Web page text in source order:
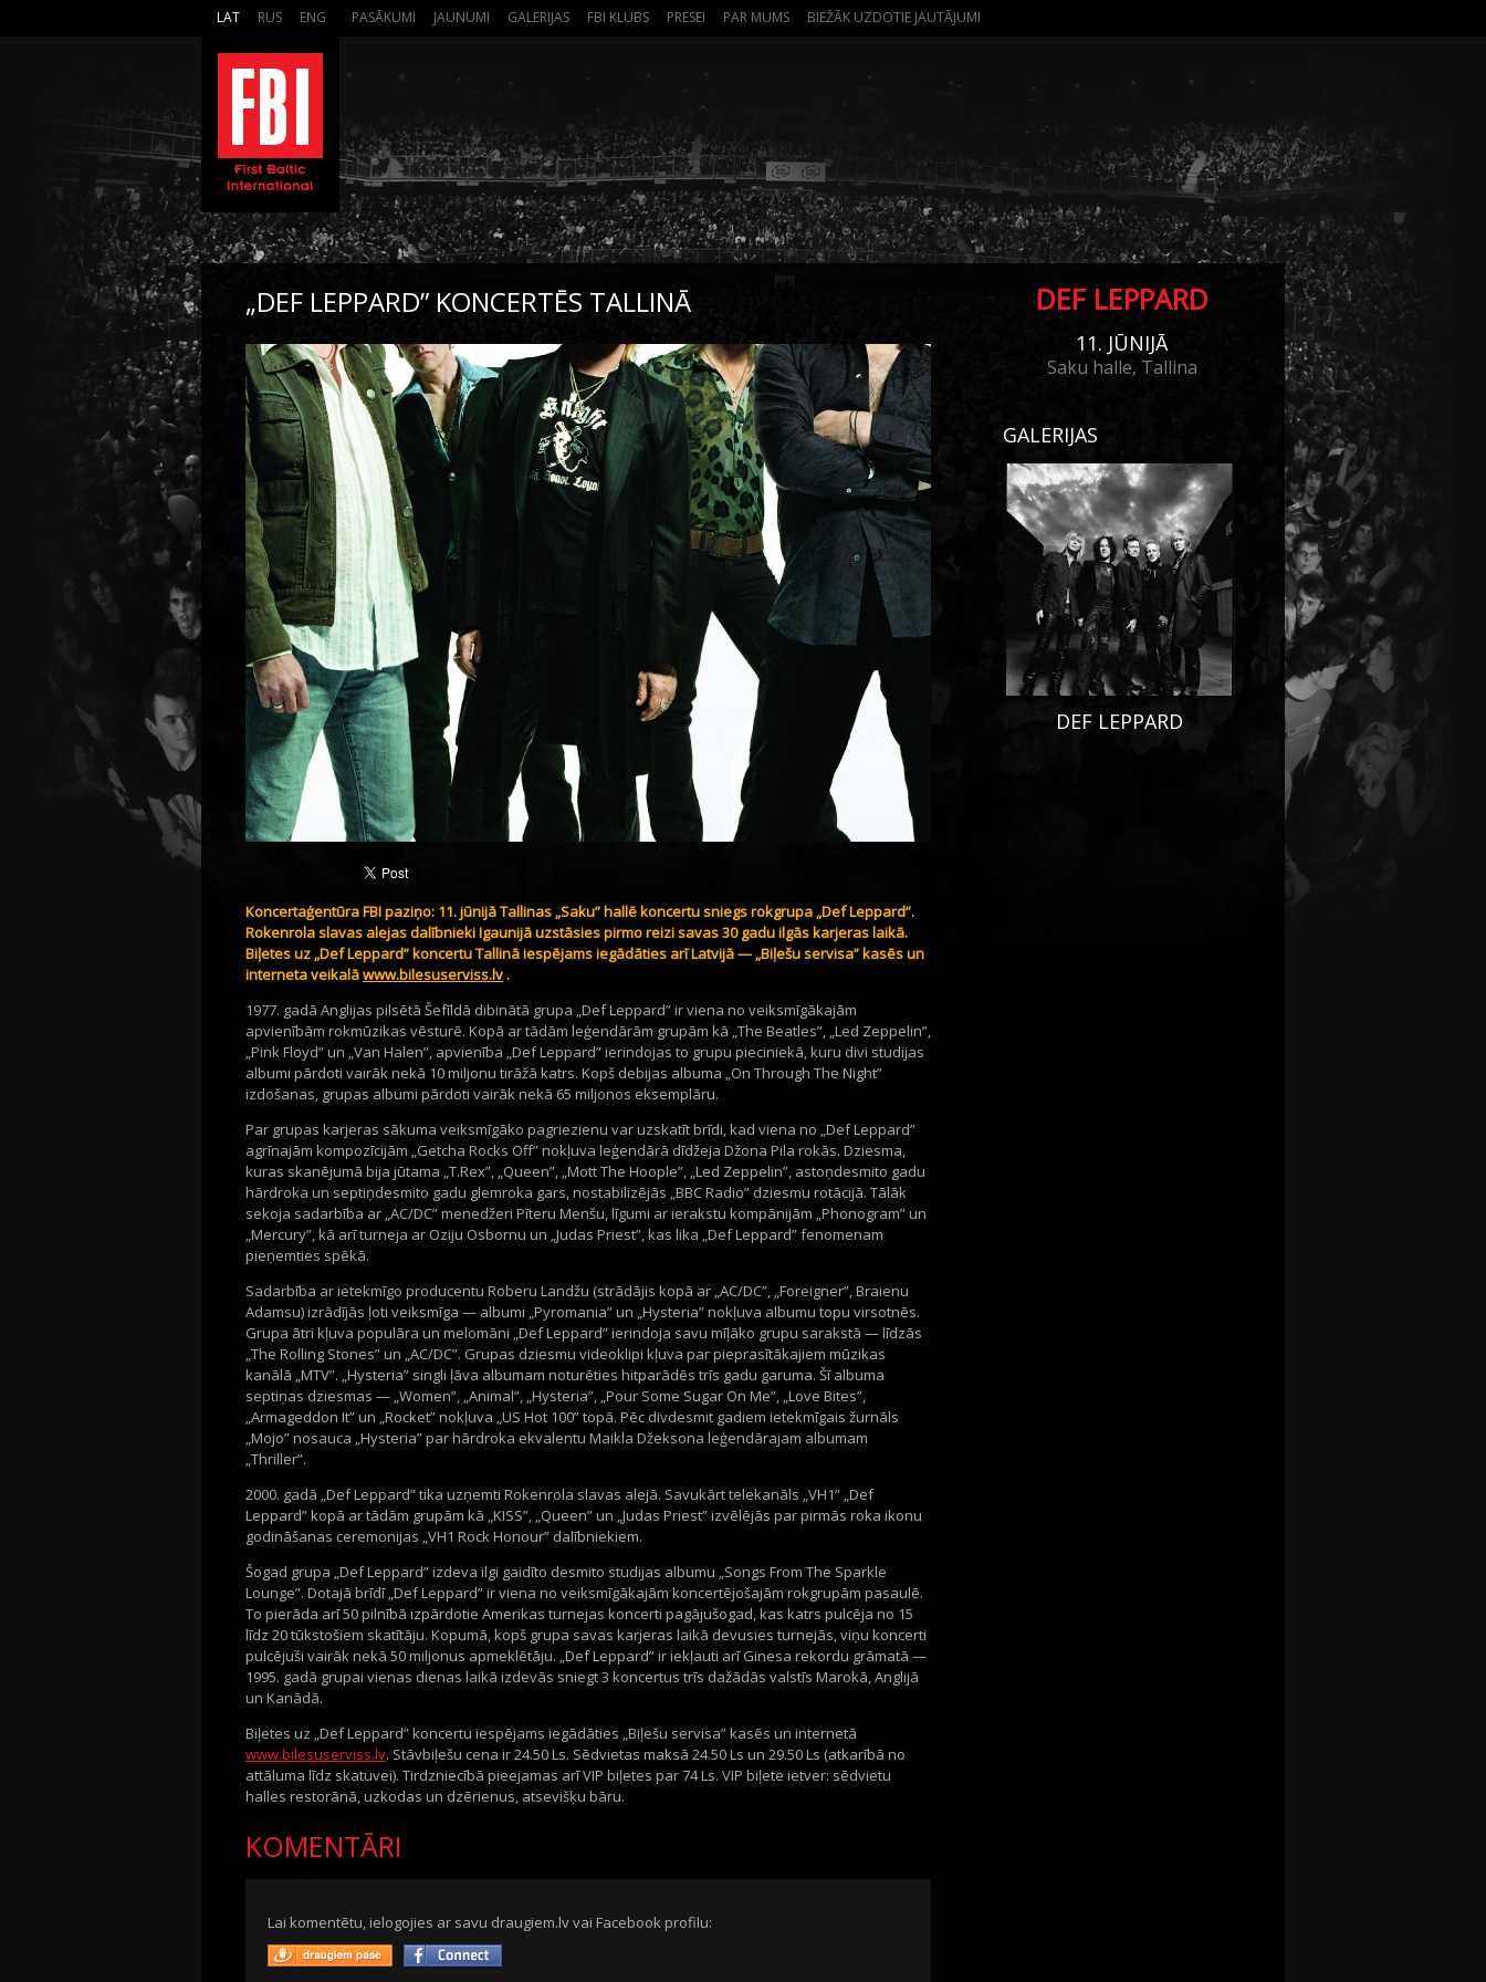
LAT RUS ENG PASĀKUMI JAUNUMI GALERIJAS FBI KLUBS PRESEI PAR MUMS BIEŽĀK UZDOTIE JAUTĀJUMI
„DEF LEPPARD” KONCERTĒS TALLINĀ
Koncertaģentūra FBI paziņo: 11. jūnijā Tallinas „Saku” hallē koncertu sniegs rokgrupa „Def Leppard”.
Rokenrola slavas alejas dalībnieki Igaunijā uzstāsies pirmo reizi savas 30 gadu ilgās karjeras laikā.
Biļetes uz „Def Leppard” koncertu Tallinā iespējams iegādāties arī Latvijā — „Biļešu servisa” kasēs un
interneta veikalāwww.bilesuserviss.lv .
1977. gadā Anglijas pilsētā Šefīldā dibinātā grupa „Def Leppard” ir viena no veiksmīgākajām
apvienībām rokmūzikas vēsturē. Kopā ar tādām leģendārām grupām kā „The Beatles”, „Led Zeppelin”,
„Pink Floyd” un „Van Halen”, apvienība „Def Leppard” ierindojas to grupu pieciniekā, kuru divi studijas
albumi pārdoti vairāk nekā 10 miljonu tirāžā katrs. Kopš debijas albuma „On Through The Night”
izdošanas, grupas albumi pārdoti vairāk nekā 65 miljonos eksemplāru.
Par grupas karjeras sākuma veiksmīgāko pagriezienu var uzskatīt brīdi, kad viena no „Def Leppard”
agrīnajām kompozīcijām „Getcha Rocks Off” nokļuva leģendārā dīdžeja Džona Pila rokās. Dziesma,
kuras skanējumā bija jūtama „T.Rex”, „Queen”, „Mott The Hoople”, „Led Zeppelin”, astoņdesmito gadu
hārdroka un septiņdesmito gadu glemroka gars, nostabilizējās „BBC Radio” dziesmu rotācijā. Tālāk
sekoja sadarbība ar „AC/DC” menedžeri Pīteru Menšu, līgumi ar ierakstu kompānijām „Phonogram” un
„Mercury”, kā arī turneja ar Oziju Osbornu un „Judas Priest”, kas lika „Def Leppard” fenomenam
pieņemties spēkā.
Sadarbība ar ietekmīgo producentu Roberu Landžu (strādājis kopā ar „AC/DC”, „Foreigner”, Braienu
Adamsu) izrādījās ļoti veiksmīga — albumi „Pyromania” un „Hysteria” nokļuva albumu topu virsotnēs.
Grupa ātri kļuva populāra un melomāni „Def Leppard” ierindoja savu mīļāko grupu sarakstā — līdzās
„The Rolling Stones” un „AC/DC”. Grupas dziesmu videoklipi kļuva par pieprasītākajiem mūzikas
kanālā „MTV”. „Hysteria” singli ļāva albumam noturēties hitparādēs trīs gadu garuma. Šī albuma
septiņas dziesmas — „Women”, „Animal”, „Hysteria”, „Pour Some Sugar On Me”, „Love Bites”,
„Armageddon It” un „Rocket” nokļuva „US Hot 100” topā. Pēc divdesmit gadiem ietekmīgais žurnāls
„Mojo” nosauca „Hysteria” par hārdroka ekvalentu Maikla Džeksona leģendārajam albumam
„Thriller”.
2000. gadā „Def Leppard” tika uzņemti Rokenrola slavas alejā. Savukārt telekanāls „VH1” „Def
Leppard” kopā ar tādām grupām kā „KISS”, „Queen” un „Judas Priest” izvēlējās par pirmās roka ikonu
godināšanas ceremonijas „VH1 Rock Honour” dalībniekiem.
Šogad grupa „Def Leppard” izdeva ilgi gaidīto desmito studijas albumu „Songs From The Sparkle
Lounge”. Dotajā brīdī „Def Leppard” ir viena no veiksmīgākajām koncertējošajām rokgrupām pasaulē.
To pierāda arī 50 pilnībā izpārdotie Amerikas turnejas koncerti pagājušogad, kas katrs pulcēja no 15
līdz 20 tūkstošiem skatītāju. Kopumā, kopš grupa savas karjeras laikā devusies turnejās, viņu koncerti
pulcējuši vairāk nekā 50 miljonus apmeklētāju. „Def Leppard” ir iekļauti arī Ginesa rekordu grāmatā —
1995. gadā grupai vienas dienas laikā izdevās sniegt 3 koncertus trīs dažādās valstīs Marokā, Anglijā
un Kanādā.
Biļetes uz „Def Leppard” koncertu iespējams iegādāties „Biļešu servisa” kasēs un internetā
www.bilesuserviss.lv. Stāvbiļešu cena ir 24.50 Ls. Sēdvietas maksā 24.50 Ls un 29.50 Ls (atkarībā no
attāluma līdz skatuvei). Tirdzniecībā pieejamas arī VIP biļetes par 74 Ls. VIP biļete ietver: sēdvietu
halles restorānā, uzkodas un dzērienus, atsevišķu bāru.
KOMENTĀRI
Lai komentētu, ielogojies ar savu draugiem.lv vai Facebook profilu:
DEF LEPPARD
11. JŪNIJĀ
Saku halle, Tallina
GALERIJAS
DEF LEPPARD